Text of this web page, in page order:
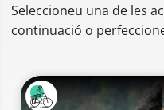
Seleccioneu una de les
continuació o